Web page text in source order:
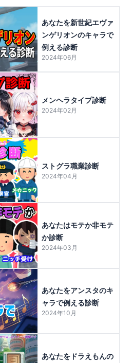
あなたを新世紀エヴァ
ンゲリオンのキャラで
例える診断
2024年06月
メンヘラタイプ診断
2024年02月
ストグラ職業診断
2024年04月
あなたはモテか非モテ
か診断
2024年03月
あなたをアンスタのキ
ャラで例える診断
2024年10月
あなたをドラえもんの